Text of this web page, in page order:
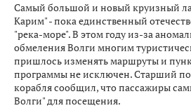
Самый большой и новый круизный
Карим" - пока единственный
"река-море". В этом году из-за
обмеления Волги многим
пришлось изменять маршруты и
программы не исключен. Старший
корабля сообщил, что пассажиры
Волги" для посещения.